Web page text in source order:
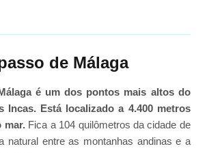
de Málaga
é um dos pontos mais altos do
Incas. Está localizado a 4.400 metros
mar.Fica a 104 quilômetros da cidade de
natural entre as montanhas andinas e a